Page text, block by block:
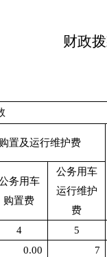
财政
置及运行维护费
务用车
购置费
公务用车
运行维护
费
4
5
0.00 7